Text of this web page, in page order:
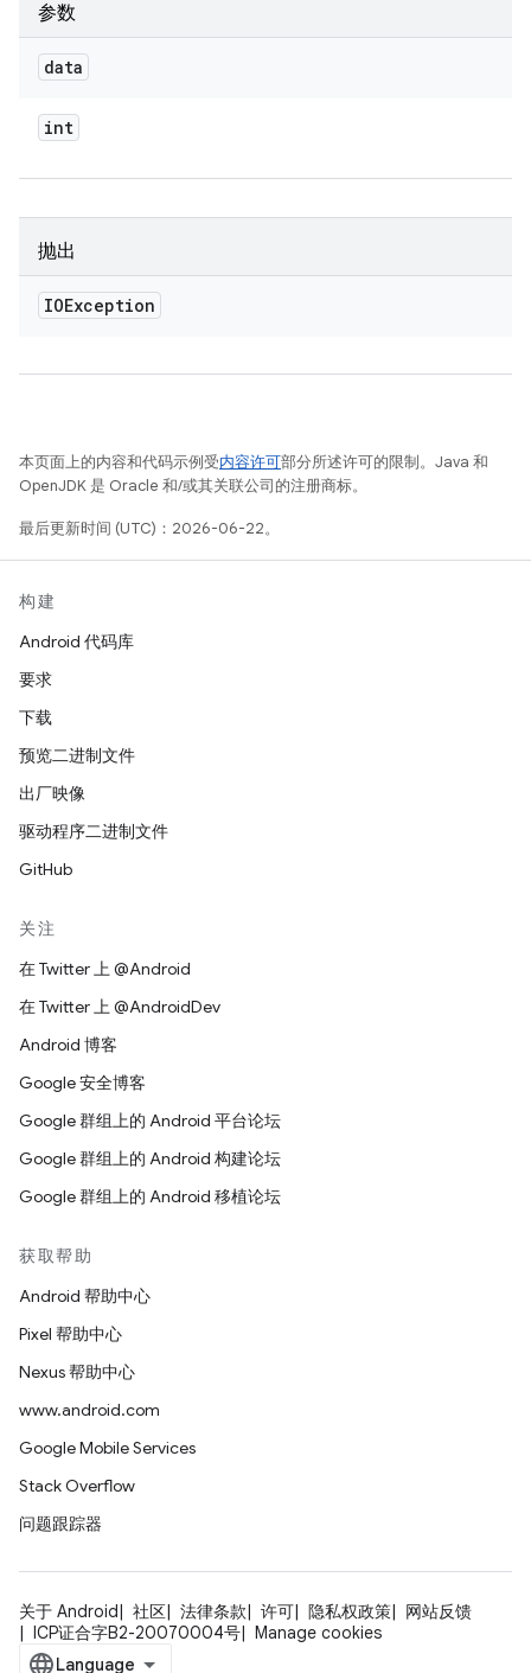
参数
data
int
抛出
IOException
本页面上的内容和代码示例受内容许可部分所述许可的限制。Java 和
OpenJDK 是 Oracle 和/或其关联公司的注册商标。
最后更新时间 (UTC)：2026-06-22。
构建
Android 代码库
要求
下载
预览二进制文件
出厂映像
驱动程序二进制文件
GitHub
关注
在 Twitter 上 @Android
在 Twitter 上 @AndroidDev
Android 博客
Google 安全博客
Google 群组上的 Android 平台论坛
Google 群组上的 Android 构建论坛
Google 群组上的 Android 移植论坛
获取帮助
Android 帮助中心
Pixel 帮助中心
Nexus 帮助中心
www.android.com
Google Mobile Services
Stack Overflow
问题跟踪器
关于 Android 社区 法律条款 许可 隐私权政策
网站反馈
ICP证合字B2-20070004号
Manage cookies